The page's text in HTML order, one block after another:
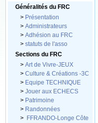
Généralités du FRC
> Présentation
> Administrateurs
> Adhésion au FRC
> statuts de l'asso
Sections du FRC
> Art de Vivre-JEUX
> Culture & Créations -3C
> Equipe TECHNIQUE
> Jouer aux ECHECS
> Patrimoine
> Randonnées
> FFRANDO-Longe Côte